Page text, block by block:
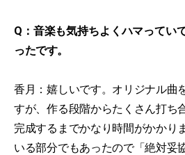
Q：音楽も気持ちよくハマってい
ったです。
香月：嬉しいです。オリジナル曲
すが、作る段階からたくさん打ち
完成するまでかなり時間がかかり
いる部分でもあったので「絶対妥